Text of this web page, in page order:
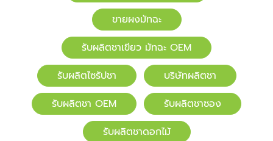
ขายผงมัทฉะ
รับผลิตชาเขียว มัทฉะ OEM
รับผลิตไซรัปชา
บริษัทผลิตชา
รับผลิตชา OEM
รับผลิตชาซอง
รับผลิตชาดอกไม้